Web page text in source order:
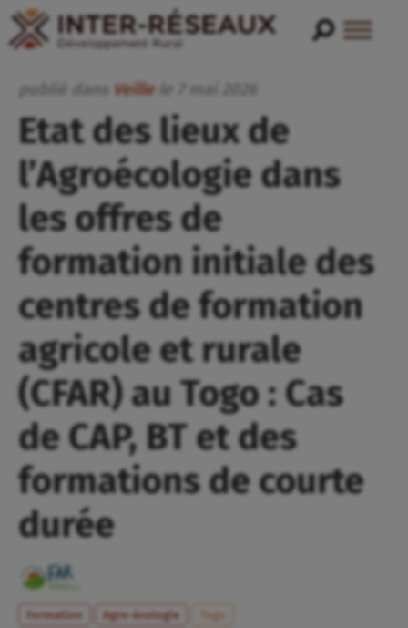
publié dans Veille le mai
Etat des lieux de
l’Agroécologie dans
les offres de
formation initiale des
centres de formation
agricole et rurale
(CFAR) au Togo : Cas
de CAP, BT et des
formations de courte
durée
Formation Agro-écologie
Togo